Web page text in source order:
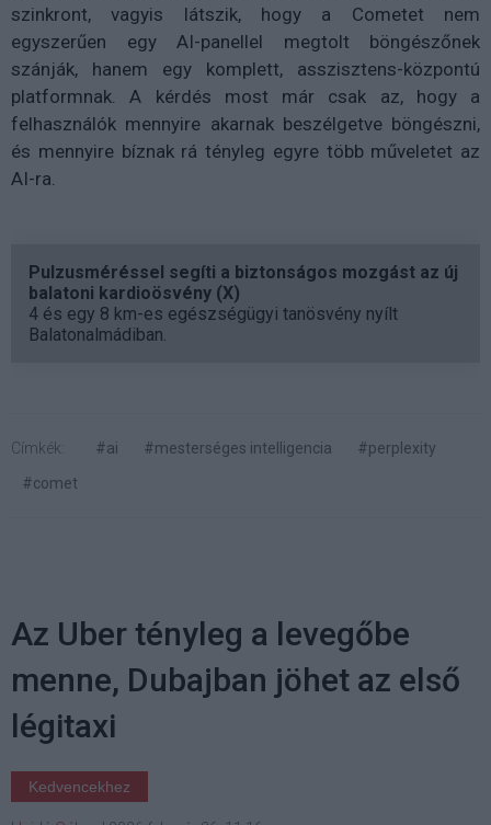
szinkront, vagyis látszik, hogy a Cometet nem
egyszerűen egy AI-panellel megtolt böngészőnek
szánják, hanem egy komplett, asszisztens-központú
platformnak. A kérdés most már csak az, hogy a
felhasználók mennyire akarnak beszélgetve böngészni,
és mennyire bíznak rá tényleg egyre több műveletet az
AI-ra.
Pulzusméréssel segíti a biztonságos mozgást az új
balatoni kardioösvény (X)
4 és egy 8 km-es egészségügyi tanösvény nyílt
Balatonalmádiban.
Címkék: #ai #mesterséges intelligencia
#perplexity
#comet
Az Uber tényleg a levegőbe
menne, Dubajban jöhet az első
légitaxi
Kedvencekhez